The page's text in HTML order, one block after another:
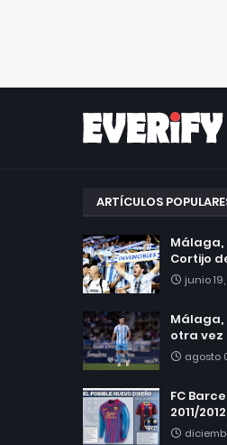
ARTÍCULOS
Cortijo
junio
Málaga,
otra vez
agosto
FC
2011/2012